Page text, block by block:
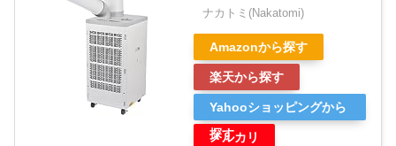
ナカトミ(Nakatomi)
Amazonから探す
楽天から探す
Yahooショッピングから
探す
メルカリ